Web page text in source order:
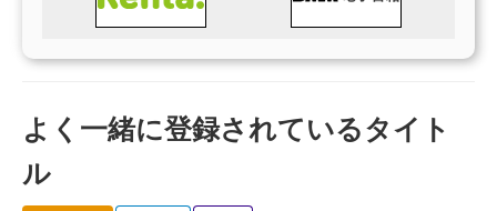
よく一緒に登録されているタイト
ル